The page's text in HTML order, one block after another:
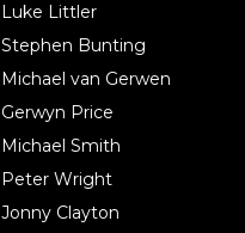
Luke Littler
Stephen Bunting
Michael van Gerwen
Gerwyn Price
Michael Smith
Peter Wright
Jonny Clayton